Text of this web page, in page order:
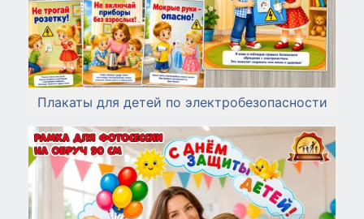
Плакаты для детей по электробезопасности